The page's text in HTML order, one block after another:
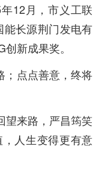
12月，市义工联
能长源荆门发电有
新成果奖。
；点点善意，终将
望来路，严昌筠笑
人生变得更有意